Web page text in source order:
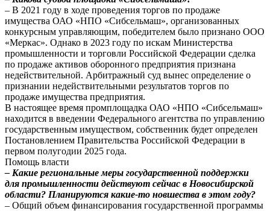
– В 2021 году в ходе проведения торгов по продаже
имущества ОАО «НПО «Сибсельмаш», организованных
конкурсным управляющим, победителем было признано ООО
«Меркас». Однако в 2023 году по искам Министерства
промышленности и торговли Российской Федерации сделка
по продаже активов оборонного предприятия признана
недействительной. Арбитражный суд вынес определение о
признании недействительными результатов торгов по
продаже имущества предприятия.
В настоящее время промплощадка ОАО «НПО «Сибсельмаш»
находится в введении Федерального агентства по управлению
государственным имуществом, собственник будет определен
Постановлением Правительства Российской Федерации в
первом полугодии 2025 года.
Помощь власти
– Какие региональные меры государственной поддержки
для промышленности действуют сейчас в Новосибирской
области? Планируются какие-то новшества в этом году?
– Общий объем финансирования государственной программы